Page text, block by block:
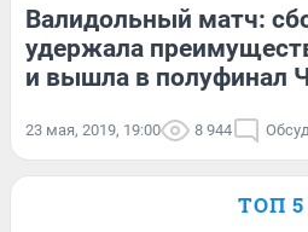
Валидольный матч:
удержала
и вышла в полуфинал
23 мая, 2019, 19:00 8 944
ТОП 5